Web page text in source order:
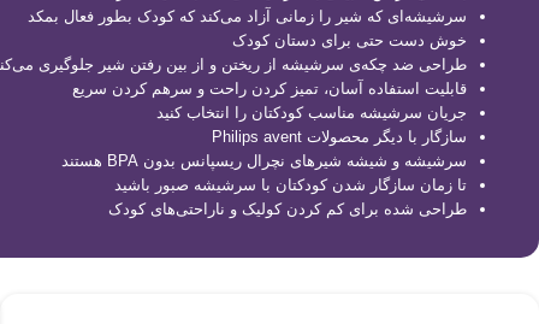
سرشیشه‌ای که شیر را زمانی آزاد می‌کند که کودک بطور فعال بمکد
خوش دست حتی برای دستان کودک
طراحی ضد چکه‌ی سرشیشه از ریختن و از بین رفتن شیر جلوگیری
قابلیت استفاده آسان، تمیز کردن راحت و سرهم کردن سریع
جریان سرشیشه مناسب کودکتان را انتخاب کنید
سازگار با دیگر محصولات Philips avent
سرشیشه و شیشه شیر‌های نچرال ریسپانس بدون BPA هستند
تا زمان سازگار شدن کودکتان با سرشیشه صبور باشید
طراحی شده برای کم کردن کولیک و ناراحتی‌های کودک